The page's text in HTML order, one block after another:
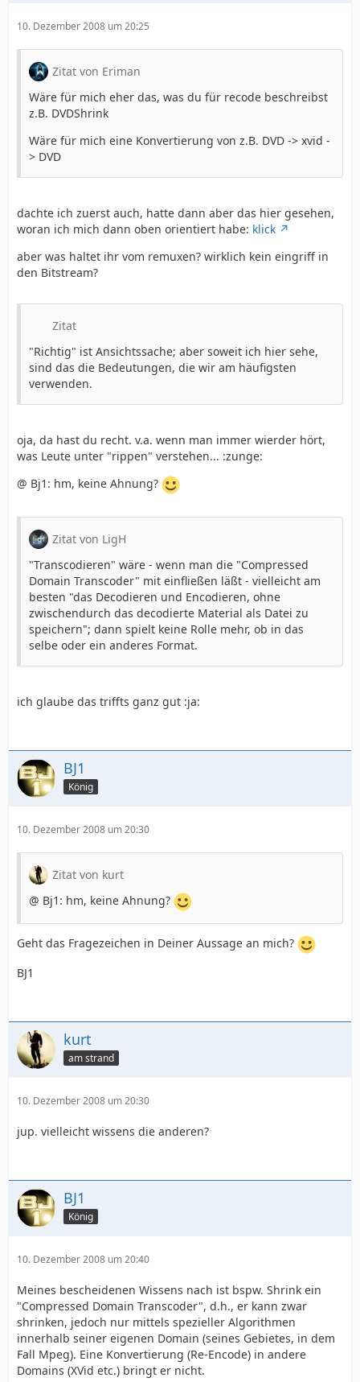
10. Dezember 2008 um 20:25
Zitat von Eriman
Wäre für mich eher das, was du für recode beschreibst
z.B. DVDShrink
Wäre für mich eine Konvertierung von z.B. DVD -> xvid -
> DVD
dachte ich zuerst auch, hatte dann aber das hier gesehen,
woran ich mich dann oben orientiert habe: klick
aber was haltet ihr vom remuxen? wirklich kein eingriff in
den Bitstream?
Zitat
"Richtig" ist Ansichtssache; aber soweit ich hier sehe,
sind das die Bedeutungen, die wir am häufigsten
verwenden.
oja, da hast du recht. v.a. wenn man immer wierder hört,
was Leute unter "rippen" verstehen... :zunge:
@ Bj1: hm, keine Ahnung?
Zitat von LigH
"Transcodieren" wäre - wenn man die "Compressed
Domain Transcoder" mit einfließen läßt - vielleicht am
besten "das Decodieren und Encodieren, ohne
zwischendurch das decodierte Material als Datei zu
speichern"; dann spielt keine Rolle mehr, ob in das
selbe oder ein anderes Format.
ich glaube das triffts ganz gut :ja:
BJ1
König
10. Dezember 2008 um 20:30
Zitat von kurt
@ Bj1: hm, keine Ahnung?
Geht das Fragezeichen in Deiner Aussage an mich?
BJ1
kurt
am strand
10. Dezember 2008 um 20:30
jup. vielleicht wissens die anderen?
BJ1
König
10. Dezember 2008 um 20:40
Meines bescheidenen Wissens nach ist bspw. Shrink ein
"Compressed Domain Transcoder", d.h., er kann zwar
shrinken, jedoch nur mittels spezieller Algorithmen
innerhalb seiner eigenen Domain (seines Gebietes, in dem
Fall Mpeg). Eine Konvertierung (Re-Encode) in andere
Domains (XVid etc.) bringt er nicht.